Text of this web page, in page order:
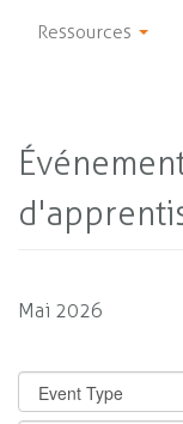
Ressources
Mai 2026